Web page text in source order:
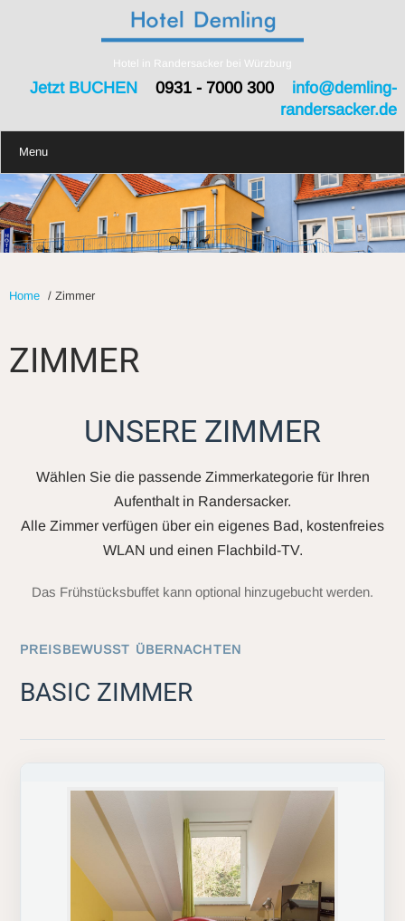
Hotel in Randersacker bei Würzburg
Jetzt BUCHEN0931 - 7000 300 info@demling-
randersacker.de
Menu
Home / Zimmer
ZIMMER
UNSERE ZIMMER
Wählen Sie die passende Zimmerkategorie für Ihren
Aufenthalt in Randersacker.
Alle Zimmer verfügen über ein eigenes Bad, kostenfreies
WLAN und einen Flachbild-TV.
Das Frühstücksbuffet kann optional hinzugebucht werden.
PREISBEWUSST ÜBERNACHTEN
BASIC ZIMMER